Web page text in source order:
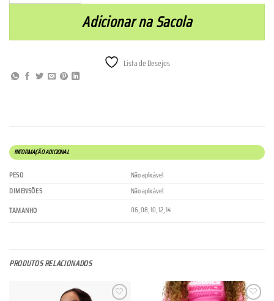
Adicionar na Sacola
Lista de Desejos
INFORMAÇÃO ADICIONAL
PESO
Não aplicável
DIMENSÕES
Não aplicável
TAMANHO
06,08,10,12,14
PRODUTOS RELACIONADOS